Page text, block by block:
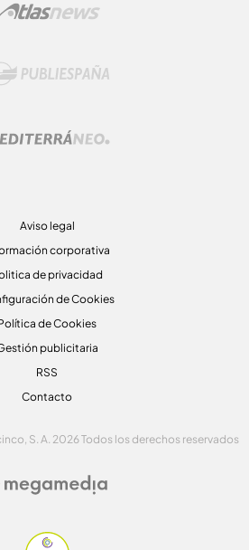
Aviso legal
corporativa
de privacidad
de Cookies
de Cookies
publicitaria
RSS
Contacto
S. A. 2026 Todos los derechos reservados